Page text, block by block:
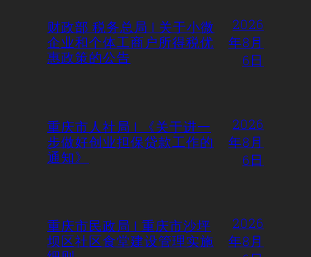
财政部 税务总局 | 关于小微
企业和个体工商户所得税优
惠政策的公告
2026
年8月
6日
重庆市人社局 | 《关于进一
步做好创业担保贷款工作的
通知》
2026
年8月
6日
重庆市民政局 | 重庆市沙坪
坝区社区食堂建设管理实施
2026
年8月